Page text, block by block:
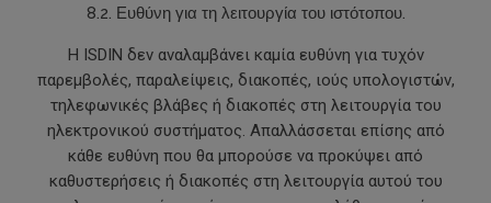
8.2. Ευθύνη για τη λειτουργία του ιστότοπου.
Η ISDIN δεν αναλαμβάνει καμία ευθύνη για τυχόν
παρεμβολές, παραλείψεις, διακοπές, ιούς υπολογιστών,
τηλεφωνικές βλάβες ή διακοπές στη λειτουργία του
ηλεκτρονικού συστήματος. Απαλλάσσεται επίσης από
κάθε ευθύνη που θα μπορούσε να προκύψει από
καθυστερήσεις ή διακοπές στη λειτουργία αυτού του